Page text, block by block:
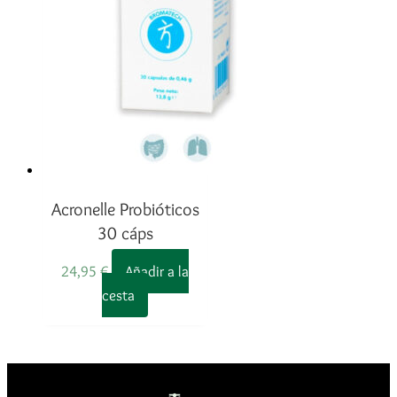
Acronelle Probióticos
30 cáps
24,95 €
Añadir a la
cesta